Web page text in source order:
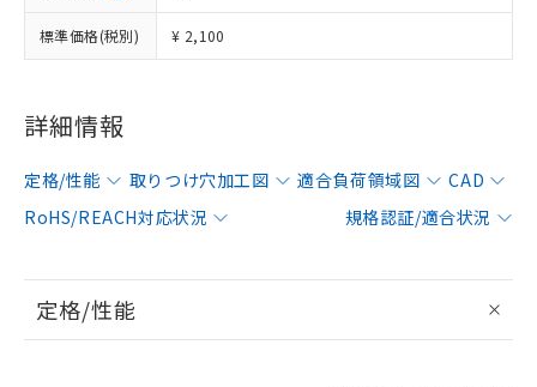
標準価格(税別) ¥ 2,100
詳細情報
定格/性能 取りつけ穴加工図 適合負荷領域図
CAD
RoHS/REACH対応状況
規格認証/適合状況
定格/性能